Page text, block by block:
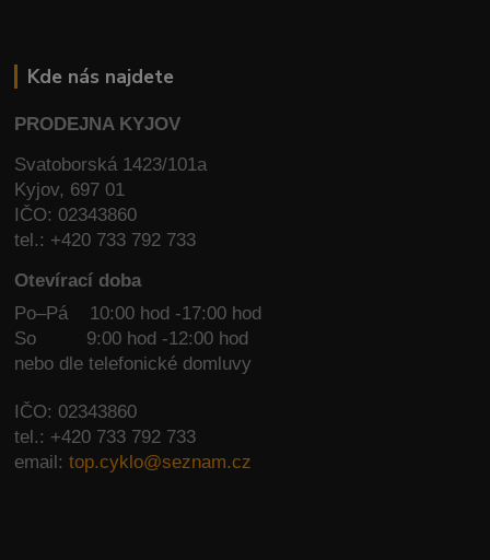
Kde nás najdete
PRODEJNA KYJOV
Svatoborská 1423/101a
Kyjov, 697 01
IČO: 02343860
tel.: +420 733 792 733
Otevírací doba
Po–Pá 10:00 hod -17:00 hod
So
9:00 hod -12:00 hod
nebo dle telefonické domluvy
IČO: 02343860
tel.: +420 733 792 733
email:top.cyklo@seznam.cz